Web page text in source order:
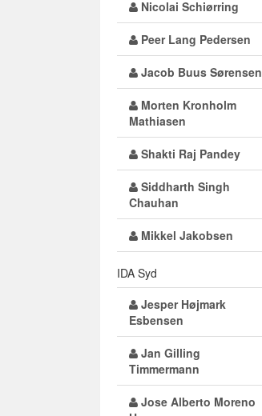
Nicolai Schiørring
Peer Lang Pedersen
Jacob Buus Sørensen
Morten Kronholm
Mathiasen
Shakti Raj Pandey
Siddharth Singh
Chauhan
Mikkel Jakobsen
IDA Syd
Jesper Højmark
Esbensen
Jan Gilling
Timmermann
Jose Alberto Moreno